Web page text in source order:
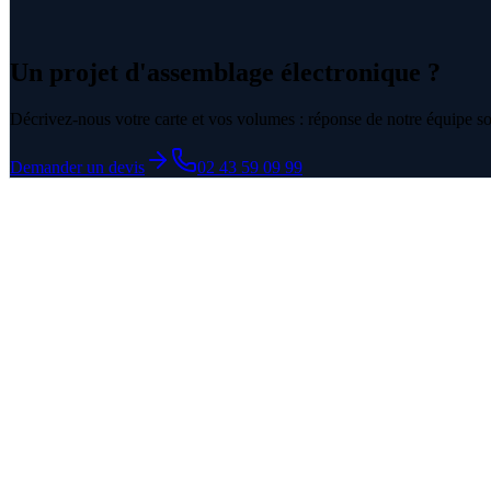
Un projet d'assemblage électronique ?
Décrivez-nous votre carte et vos volumes : réponse de notre équipe
Demander un devis 02 43 59 09 99